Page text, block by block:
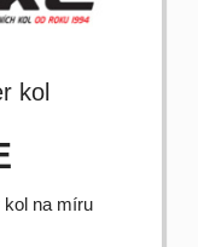
kol
kol na míru